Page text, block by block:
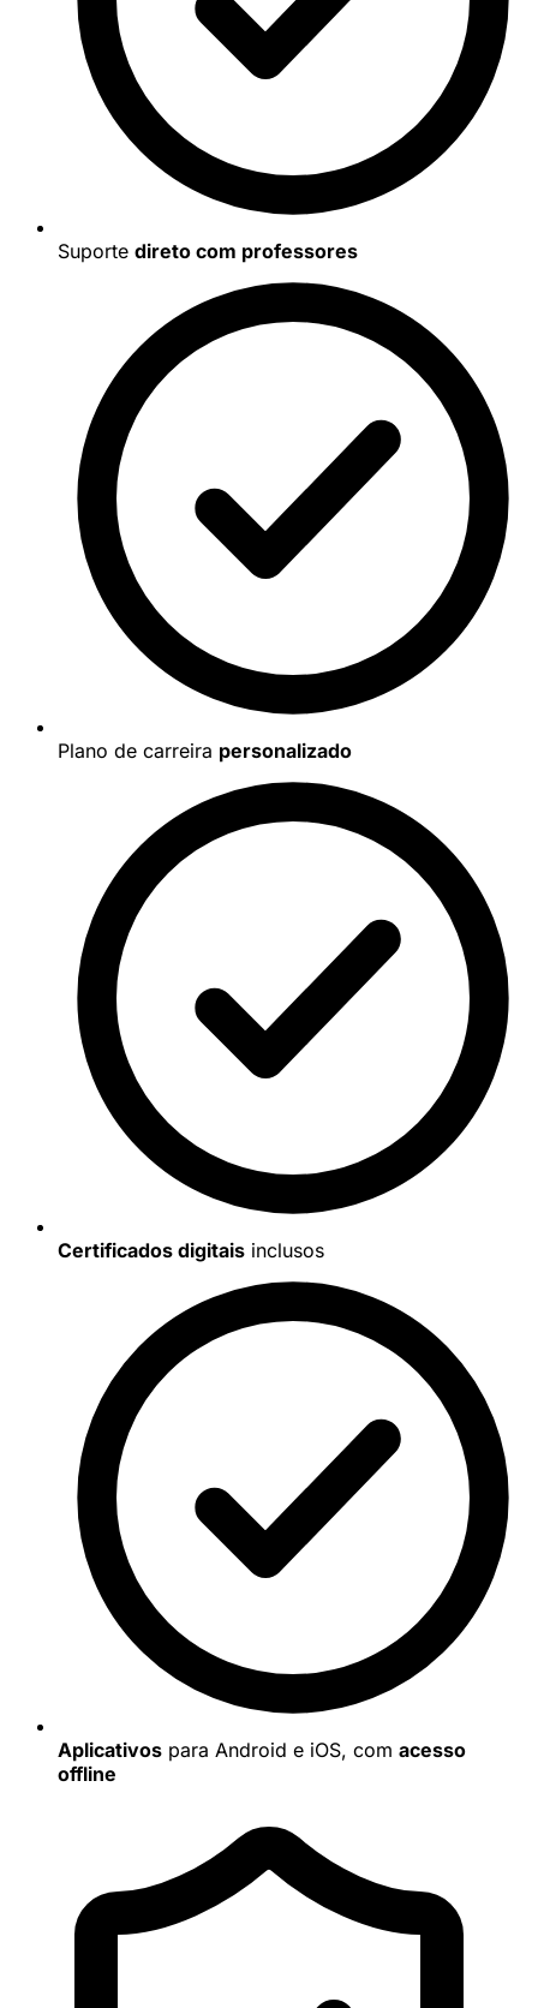
Suporte direto com professores
Plano de carreira personalizado
Certificados digitais inclusos
Aplicativos para Android e iOS, com acesso
offline